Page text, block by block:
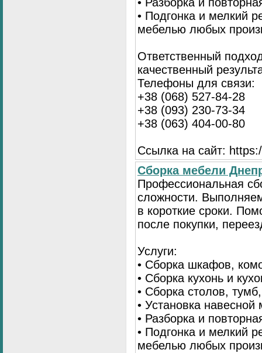
• Разборка и
• Подгонка и мелкий
мебелью любых
Ответственный
качественный
Телефоны для связи:
+38 (068) 527-84-28
+38 (093) 230-73-34
+38 (063) 404-00-80
Ссылка на сайт:
Сборка мебели
Профессиональная
сложности.
в короткие сроки.
после покупки,
Услуги:
• Сборка шкафов,
• Сборка кухонь и
• Сборка столов,
• Установка
• Разборка и
• Подгонка и мелкий
мебелью любых